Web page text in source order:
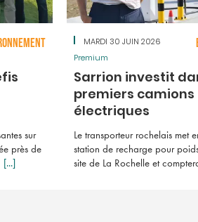
sur
près de
[...]
MARDI 30 JUIN 2026
Sarrion investit
premiers camions
électriques
Le transporteur rochelais met
station de recharge pour
site de La Rochelle et
Premium